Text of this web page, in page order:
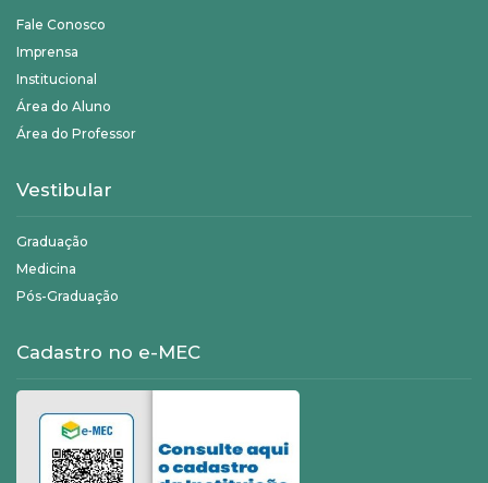
Fale Conosco
Imprensa
Institucional
Área do Aluno
Área do Professor
Vestibular
Graduação
Medicina
Pós-Graduação
Cadastro no e-MEC